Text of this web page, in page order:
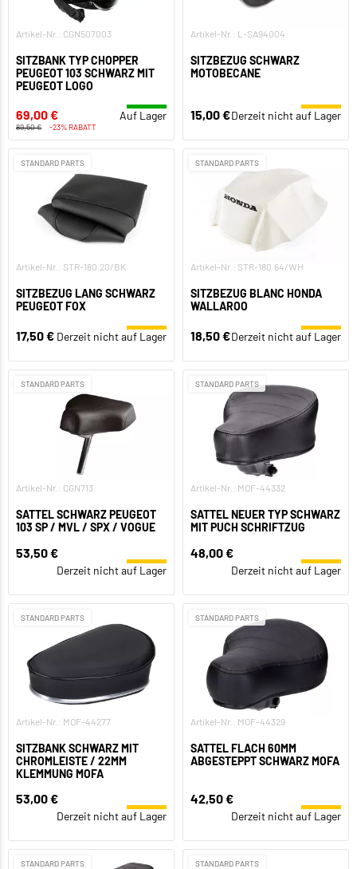
Artikel-Nr.: CGN507003
SITZBANK TYP CHOPPER
PEUGEOT 103 SCHWARZ MIT
PEUGEOT LOGO
69,00 € Auf Lager
89,50 € -23% RABATT
Artikel-Nr.: L-SA94004
SITZBEZUG SCHWARZ
MOTOBECANE
15,00 €Derzeit nicht auf Lager
STANDARD PARTS
Artikel-Nr.: STR-180.20/BK
SITZBEZUG LANG SCHWARZ
PEUGEOT FOX
17,50 € Derzeit nicht auf Lager
STANDARD PARTS
Artikel-Nr.: STR-180.64/WH
SITZBEZUG BLANC HONDA
WALLAROO
18,50 €Derzeit nicht auf Lager
STANDARD PARTS
Artikel-Nr.: CGN713
SATTEL SCHWARZ PEUGEOT
103 SP / MVL / SPX / VOGUE
53,50 €
Derzeit nicht auf Lager
STANDARD PARTS
Artikel-Nr.: MOF-44332
SATTEL NEUER TYP SCHWARZ
MIT PUCH SCHRIFTZUG
48,00 €
Derzeit nicht auf Lager
STANDARD PARTS
Artikel-Nr.: MOF-44277
SITZBANK SCHWARZ MIT
CHROMLEISTE / 22MM
KLEMMUNG MOFA
53,00 €
Derzeit nicht auf Lager
STANDARD PARTS
Artikel-Nr.: MOF-44329
SATTEL FLACH 60MM
ABGESTEPPT SCHWARZ MOFA
42,50 €
Derzeit nicht auf Lager
STANDARD PARTS STANDARD PARTS